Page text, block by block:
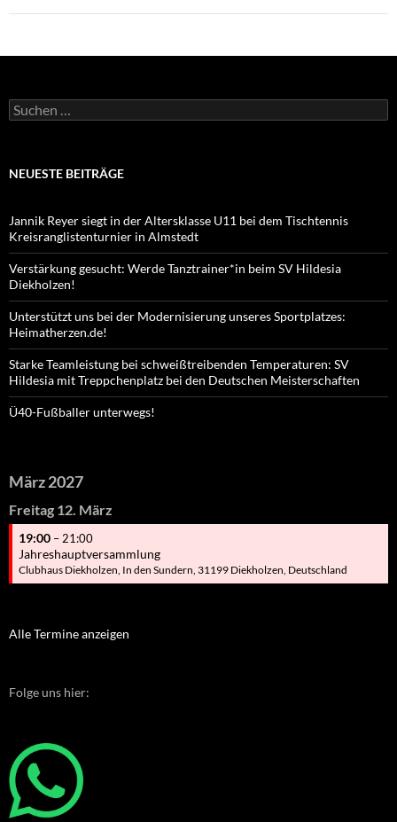
Suchen
nach:
NEUESTE BEITRÄGE
Jannik Reyer siegt in der Altersklasse U11 bei dem Tischtennis
Kreisranglistenturnier in Almstedt
Verstärkung gesucht: Werde Tanztrainer*in beim SV Hildesia
Diekholzen!
Unterstützt uns bei der Modernisierung unseres Sportplatzes:
Heimatherzen.de!
Starke Teamleistung bei schweißtreibenden Temperaturen: SV
Hildesia mit Treppchenplatz bei den Deutschen Meisterschaften
Ü40-Fußballer unterwegs!
März 2027
Freitag 12. März
19:00 – 21:00
Jahreshauptversammlung
Clubhaus Diekholzen, In den Sundern, 31199 Diekholzen, Deutschland
Alle Termine anzeigen
Folge uns hier: